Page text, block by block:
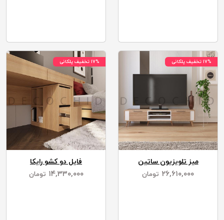
۱۷% تخفیف پلکانی
میز تلویزیون ساتین
۲۶,۶۱۰,۰۰۰ تومان
۱۷% تخفیف پلکانی
فایل دو کشو رایکا
۱۴,۳۳۰,۰۰۰ تومان